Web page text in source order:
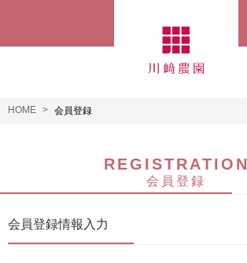
HOME 会員登録
REGISTRATION
会員登録
会員登録情報入力